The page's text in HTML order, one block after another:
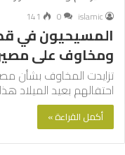
islamic
0
141
المسيحيون في
ومخاوف على
تزايدت المخاوف بشأن
احتفالهم بعيد الميلاد
أكمل القراءة »